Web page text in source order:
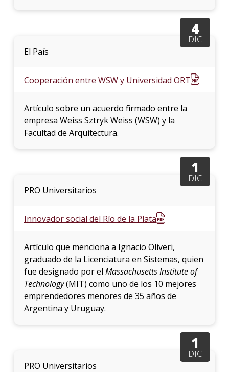
4
DIC
El País
Cooperación entre WSW y Universidad ORT
Artículo sobre un acuerdo firmado entre la
empresa Weiss Sztryk Weiss (WSW) y la
Facultad de Arquitectura.
1
DIC
PRO Universitarios
Innovador social del Río de la Plata
Artículo que menciona a Ignacio Oliveri,
graduado de la Licenciatura en Sistemas, quien
fue designado por el Massachusetts Institute of
Technology(MIT) como uno de los 10 mejores
emprendedores menores de 35 años de
Argentina y Uruguay.
1
DIC
PRO Universitarios